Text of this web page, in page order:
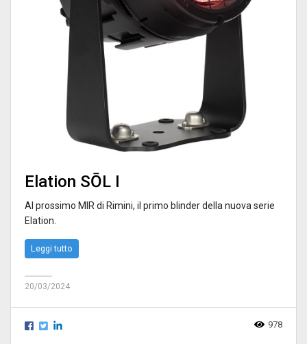
Elation SŌL I
Al prossimo MIR di Rimini, il primo blinder della nuova serie
Elation.
Leggi tutto
20/03/2024
978